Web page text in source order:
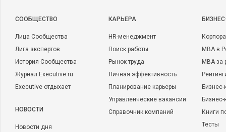
CООБЩЕСТВО
Лица Сообщества
Лига экспертов
История Сообщества
Журнал Executive.ru
Executive отдыхает
НОВОСТИ
Новости дня
КАРЬЕРА
HR-менеджмент
Поиск работы
Рынок труда
Личная эффективность
Планирование карьеры
Управленческие вакансии
Справочник компаний
MBA в
MBA
Бизнес-
Книги
Тесты